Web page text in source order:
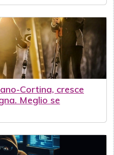
Cortina, cresce
Meglio se